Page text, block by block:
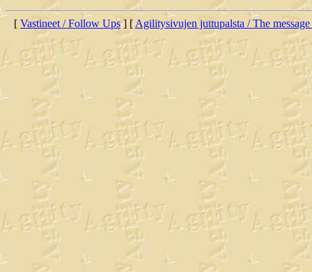
[ Vastineet / Follow Ups] [Agilitysivujen juttupalsta / The